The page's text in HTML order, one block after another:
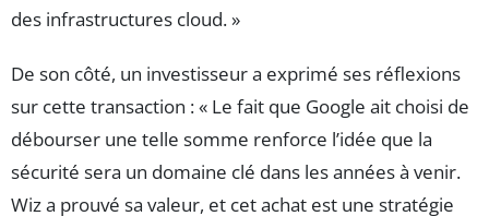
des infrastructures cloud. »
De son côté, un investisseur a exprimé ses réflexions
sur cette transaction : « Le fait que Google ait choisi de
débourser une telle somme renforce l’idée que la
sécurité sera un domaine clé dans les années à venir.
Wiz a prouvé sa valeur, et cet achat est une stratégie